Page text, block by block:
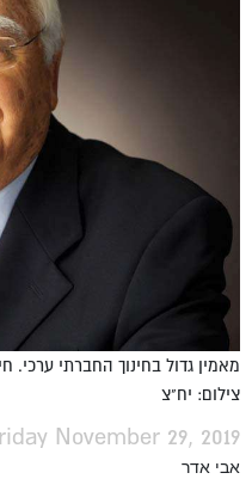
מאמין גדול בחינוך החברתי ערכי.
צילום: יח"צ
November 29, 2019
אבי אדר